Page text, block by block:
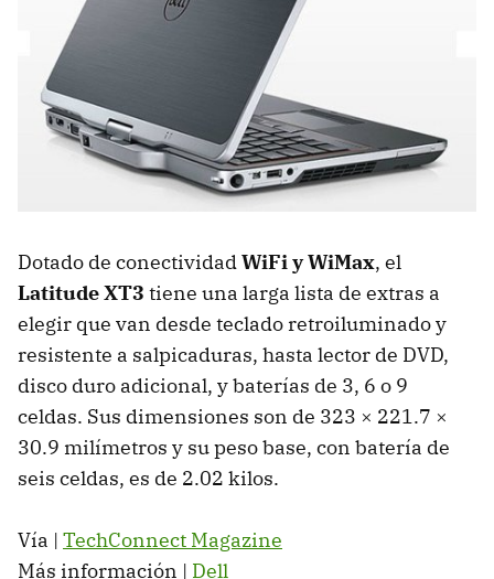
Dotado de conectividadWiFi y WiMax, el
Latitude XT3 tiene una larga lista de extras a
elegir que van desde teclado retroiluminado y
resistente a salpicaduras, hasta lector de DVD,
disco duro adicional, y baterías de 3, 6 o 9
celdas. Sus dimensiones son de 323 × 221.7 ×
30.9 milímetros y su peso base, con batería de
seis celdas, es de 2.02 kilos.
Vía | TechConnect Magazine
Más información | Dell